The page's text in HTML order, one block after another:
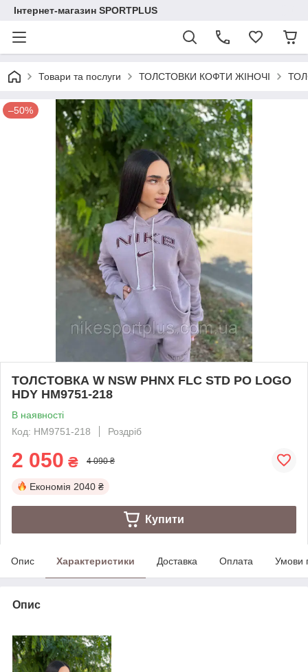
Інтернет-магазин SPORTPLUS
Товари та послуги ТОЛСТОВКИ КОФТИ ЖІНОЧІ
–50%
ТОЛСТОВКА W NSW PHNX FLC STD PO LOGO
HDY HM9751-218
В наявності
Код: HM9751-218
Роздріб
2 050 ₴ 4 090 ₴
Економія 2040 ₴
Купити
Опис Характеристики Доставка Оплата Умови
Опис